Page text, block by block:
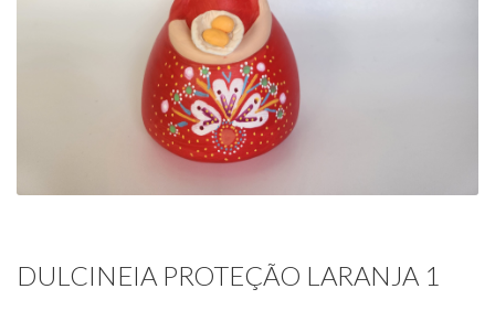
DULCINEIA PROTEÇÃO LARANJA 1